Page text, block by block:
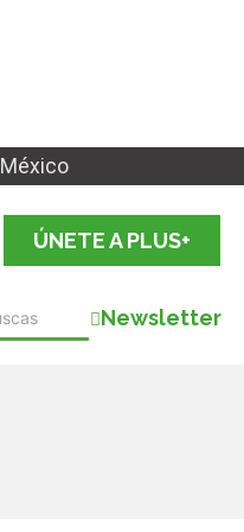
México
ÚNETE A PLUS+
Newsletter